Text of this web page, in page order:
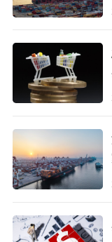
第一、梳理全年
账、单、款三方
第二、核对全量
第三、梳理关联
间的往来款项，
第四、核验利润